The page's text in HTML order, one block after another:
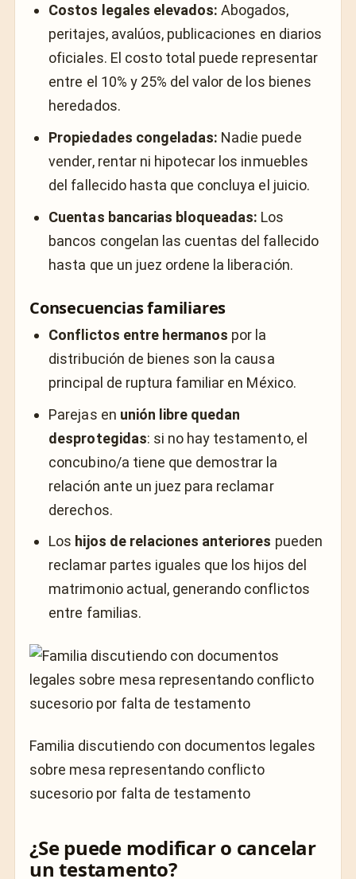
Costos legales elevados: Abogados,
peritajes, avalúos, publicaciones en diarios
oficiales. El costo total puede representar
entre el 10% y 25% del valor de los bienes
heredados.
Propiedades congeladas: Nadie puede
vender, rentar ni hipotecar los inmuebles
del fallecido hasta que concluya el juicio.
Cuentas bancarias bloqueadas: Los
bancos congelan las cuentas del fallecido
hasta que un juez ordene la liberación.
Consecuencias familiares
Conflictos entre hermanos por la
distribución de bienes son la causa
principal de ruptura familiar en México.
Parejas en unión libre quedan
desprotegidas: si no hay testamento, el
concubino/a tiene que demostrar la
relación ante un juez para reclamar
derechos.
Los hijos de relaciones anteriores pueden
reclamar partes iguales que los hijos del
matrimonio actual, generando conflictos
entre familias.
Familia discutiendo con documentos legales
sobre mesa representando conflicto
sucesorio por falta de testamento
¿Se puede modificar o cancelar
un testamento?